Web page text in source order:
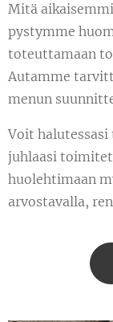
Mitä
pystymme
toteuttamaan
Autamme
menun
Voit
juhlaasi
huolehtimaan
arvostavalla,